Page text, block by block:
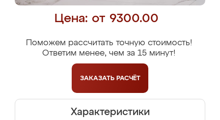
Цена: от 9300.00
Поможем рассчитать точную стоимость!
Ответим менее, чем за 15 минут!
ЗАКАЗАТЬ РАСЧЁТ
Характеристики